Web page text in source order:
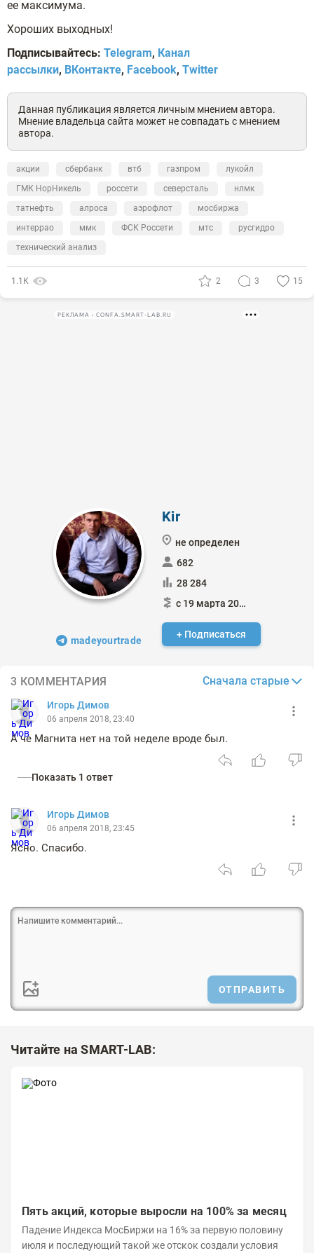
ее максимума.
Хороших выходных!
Подписывайтесь: Telegram, Канал
рассылки, ВКонтакте, Facebook, Twitter
Данная публикация является личным мнением автора.
Мнение владельца сайта может не совпадать с мнением
автора.
акции сбербанк втб газпром
лукойл
ГМК НорНикель
россети северсталь
нлмк
татнефть
алроса аэрофлот
мосбиржа
интеррао
ммк ФСК Россети мтс
русгидро
технический анализ
1.1К 2 3 15
РЕКЛАМА • CONFA.SMART-LAB.RU
madeyourtrade
Kir
не определен
682
28 284
с 19 марта 2013
+ Подписаться
3 КОММЕНТАРИЯ Сначала старые
Игорь Димов
06 апреля 2018, 23:40
А че Магнита нет на той неделе вроде был.
Показать 1 ответ
Игорь Димов
06 апреля 2018, 23:45
Ясно. Спасибо.
ОТПРАВИТЬ
Читайте на SMART-LAB:
Пять акций, которые выросли на 100% за месяц
Падение Индекса МосБиржи на 16% за первую половину
июля и последующий такой же отскок создали условия